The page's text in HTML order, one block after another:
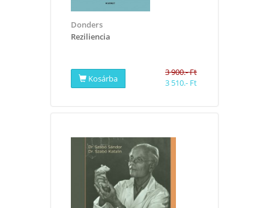
Donders
​Reziliencia
Kosárba
3 900.- Ft
3 510.- Ft